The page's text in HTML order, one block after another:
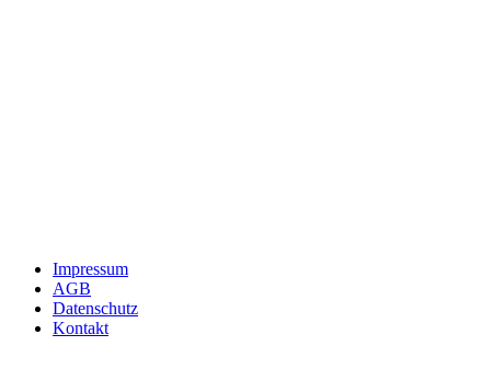
Impressum
AGB
Datenschutz
Kontakt